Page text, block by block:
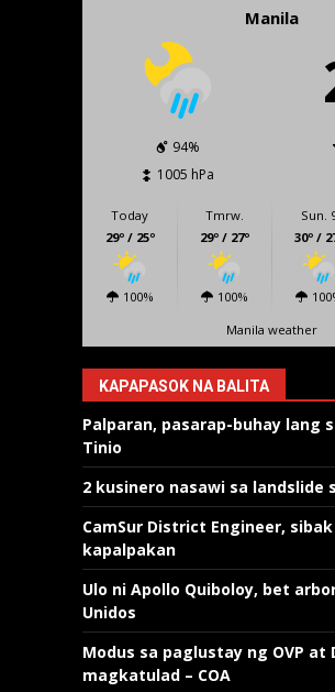
Manila
94%
1005 hPa
Today
29º / 25º
100%
Tmrw.
29º / 27º
100%
Sun.
30º /
Manila weather
KAPAPASOK NA BALITA
Palparan, pasarap-buhay lang
Tinio
2 kusinero nasawi sa landslide
CamSur District Engineer,
kapalpakan
Ulo ni Apollo Quiboloy, bet
Unidos
Modus sa paglustay ng OVP at
magkatulad – COA